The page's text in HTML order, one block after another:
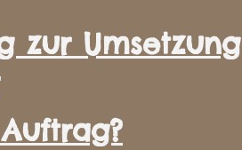
zur Umsetzung